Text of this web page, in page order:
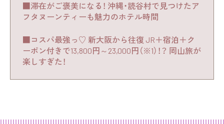
■滞在がご褒美になる！ 沖縄・読谷村で見つけたア
フタヌーンティーも魅力のホテル時間
■コスパ最強っ♡ 新大阪から往復 JR＋宿泊＋ク
ーポン付きで13,800円～23,000円（※1）！？ 岡山旅が
楽しすぎた！